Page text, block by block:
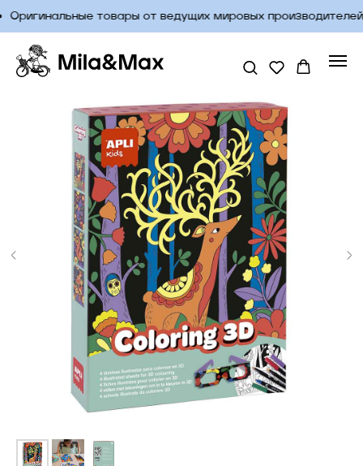
Оригинальные товары от ведущих мировых производителей